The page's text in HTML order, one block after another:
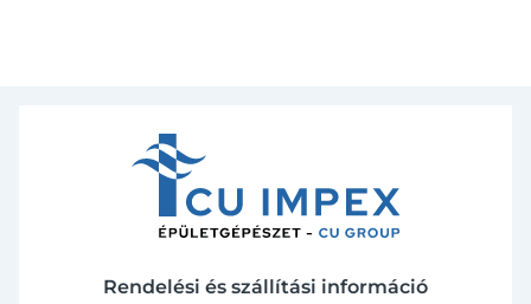
Rendelési és szállítási információ